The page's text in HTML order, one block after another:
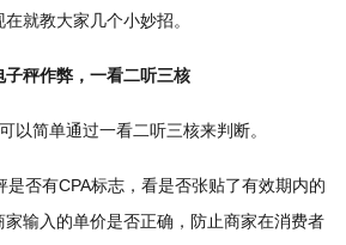
就教大家几个小妙招。
秤作弊，一看二听三核
简单通过一看二听三核来判断。
否有CPA标志，看是否张贴了有效期内的
输入的单价是否正确，防止商家在消费者